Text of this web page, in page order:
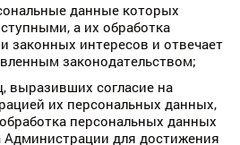
данные которых
а их обработка
законных интересов и отвечает
законодательством;
выразивших согласие на
их персональных данных,
персональных данных
для достижения